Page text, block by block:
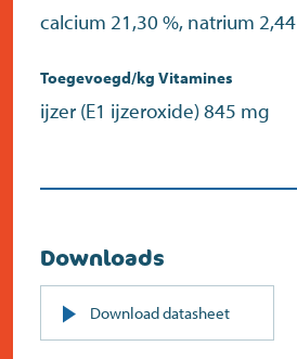
calcium 21,30 %, natrium
Toegevoegd/kg Vitamines
ijzer (E1 ijzeroxide) 845 mg
Downloads
Download datasheetPDF
(opent